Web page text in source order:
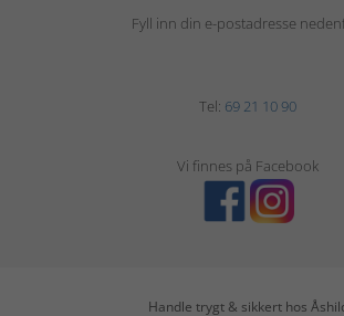
Fyll inn din e-postadresse
Tel: 69 21 10 90
Vi finnes på Facebook
Handle trygt & sikkert hos